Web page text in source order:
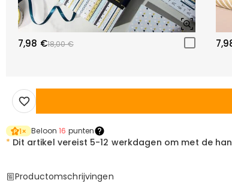
7,98 €18,00 €
1× Beloon16 punten
* Dit artikel vereist 5-12 werkdagen om met de
Productomschrijvingen